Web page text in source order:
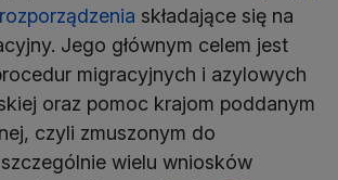
składające się na
Jego głównym celem jest
migracyjnych i azylowych
oraz pomoc krajom poddanym
czyli zmuszonym do
wielu wniosków